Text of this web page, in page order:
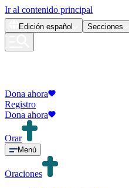
Ir al contenido principal
Edición español Secciones
Dona ahora
Registro
Dona ahora
Orar
Menú
Oraciones